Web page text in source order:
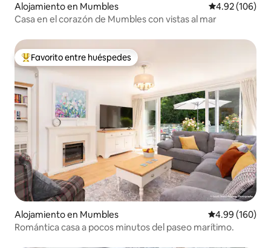
Alojamiento en Mumbles Calificación
4.92 (106)
Casa en el corazón de Mumbles con vistas al mar
Favorito entre huéspedes preferido
Favorito entre huéspedes
Alojamiento en Mumbles Calificación
4.99 (160)
Romántica casa a pocos minutos del paseo marítimo.